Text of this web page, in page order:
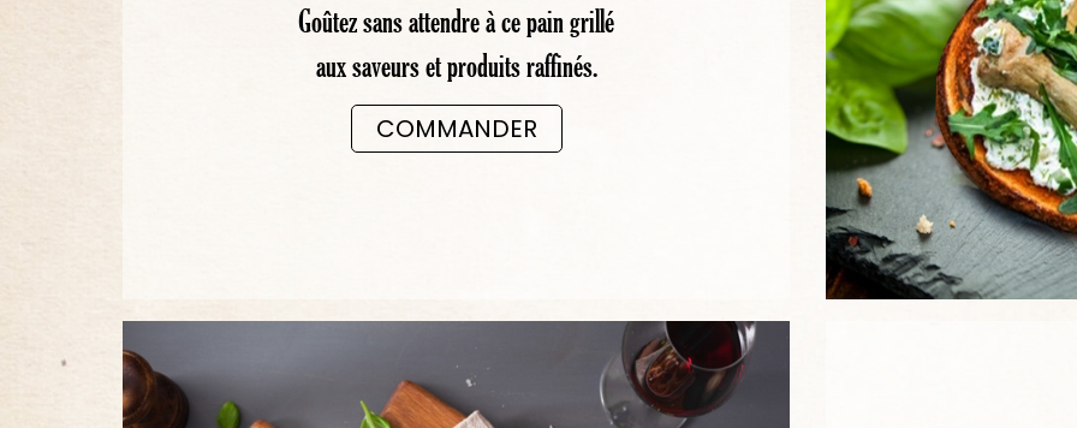
Goûtez sans attendre à ce pain grillé
aux saveurs et produits raffinés.
COMMANDER